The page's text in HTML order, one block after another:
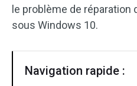
le problème de
sous Windows 10.
Navigation rapide :